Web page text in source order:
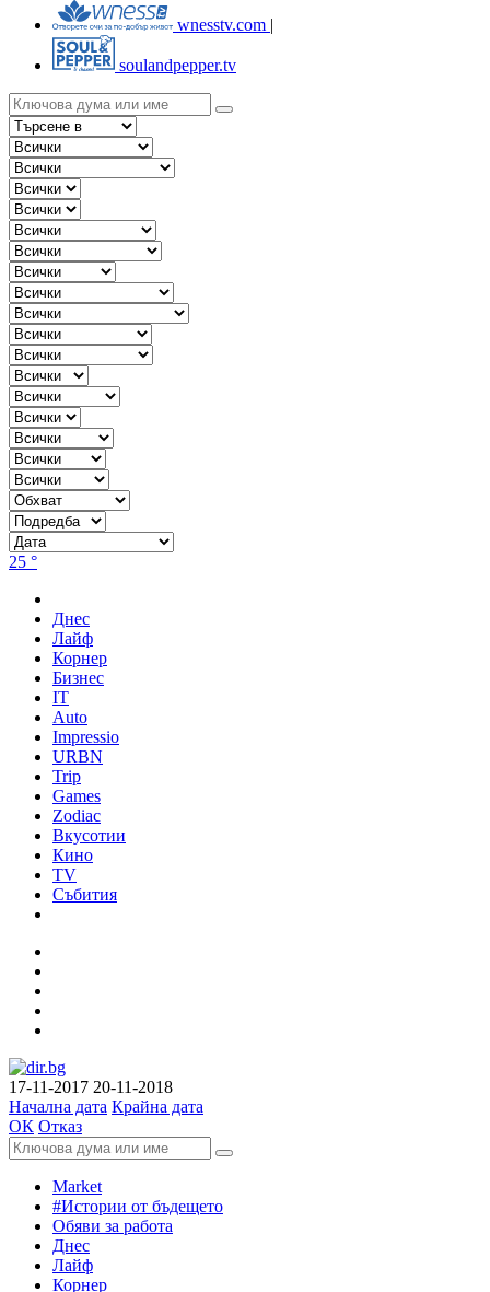
wnesstv.com |
soulandpepper.tv
25 °
Днес
Лайф
Корнер
Бизнес
IT
Auto
Impressio
URBN
Trip
Games
Zodiac
Вкусотии
Кино
TV
Събития
17-11-2017 20-11-2018
Начална дата Крайна дата
ОК Отказ
Market
#Истории от бъдещето
Обяви за работа
Днес
Лайф
Корнер